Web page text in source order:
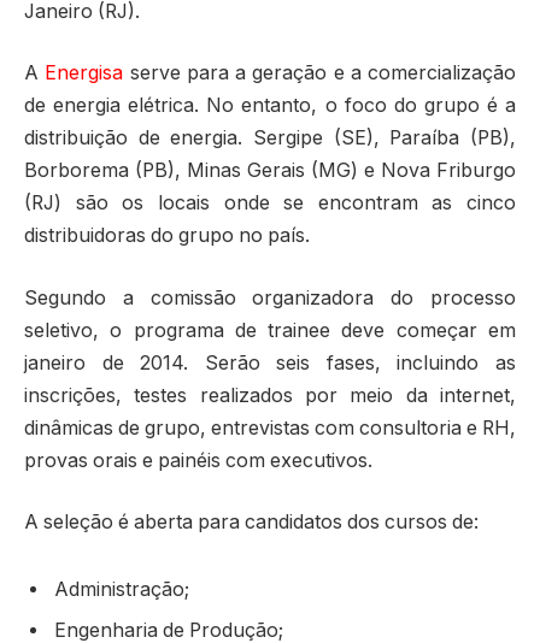
Janeiro (RJ).
A Energisa serve para a geração e a comercialização
de energia elétrica. No entanto, o foco do grupo é a
distribuição de energia. Sergipe (SE), Paraíba (PB),
Borborema (PB), Minas Gerais (MG) e Nova Friburgo
(RJ) são os locais onde se encontram as cinco
distribuidoras do grupo no país.
Segundo a comissão organizadora do processo
seletivo, o programa de trainee deve começar em
janeiro de 2014. Serão seis fases, incluindo as
inscrições, testes realizados por meio da internet,
dinâmicas de grupo, entrevistas com consultoria e RH,
provas orais e painéis com executivos.
A seleção é aberta para candidatos dos cursos de:
Administração;
Engenharia de Produção;